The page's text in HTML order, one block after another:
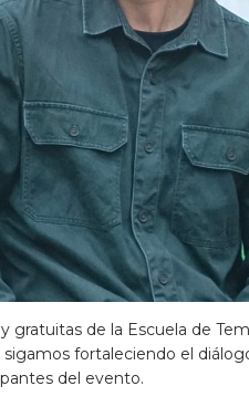
gratuitas de la Escuela de
fortaleciendo el
del evento.